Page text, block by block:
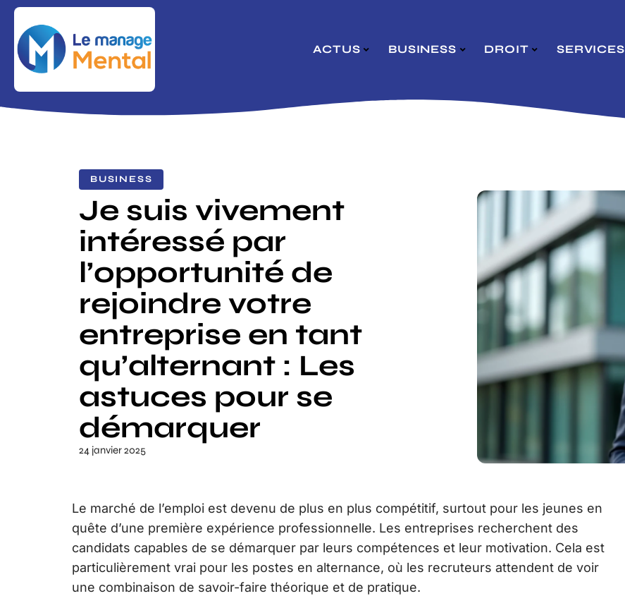
ACTUS BUSINESS DROIT SERVICES
BUSINESS
Je suis vivement
intéressé par
l’opportunité de
rejoindre votre
entreprise en tant
qu’alternant : Les
astuces pour se
démarquer
24 janvier 2025
Le marché de l’emploi est devenu de plus en plus compétitif, surtout pour les jeunes en
quête d’une première expérience professionnelle. Les entreprises recherchent des
candidats capables de se démarquer par leurs compétences et leur motivation. Cela est
particulièrement vrai pour les postes en alternance, où les recruteurs attendent de voir
une combinaison de savoir-faire théorique et de pratique.